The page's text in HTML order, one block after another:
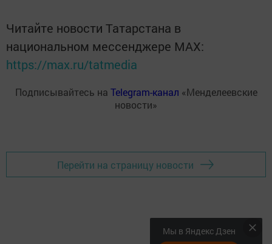
Читайте новости Татарстана в
национальном мессенджере MАХ:
https://max.ru/tatmedia
Подписывайтесь на Telegram-канал «Менделеевские
новости»
Перейти на страницу новости
Мы в Яндекс Дзен